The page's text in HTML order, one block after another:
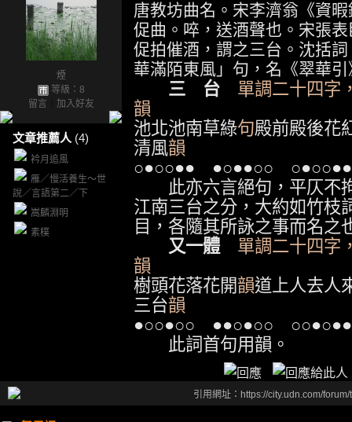
煙
等級：8
留言
加入好友
文章推薦人 (4)
衿月追風
雁／慢活養生～世
說／言語第二／下
嵩麟淵明
素樸
唐教坊曲名。宋李濟翁《資
促曲。啐，送酒聲也。宋張
促拍催酒，謂之三台。沈括
華滿陌東風」句，名《翠華引
三 台
單調二十四字
韻
池北池南草綠句殿前殿後花
清風韻
○●○○●●
●○●●○○
○●○○●●
此亦六言絕句，平仄不
江南三台之分，大約如竹枝
目，各隨其所詠之事而名之
又一體
單調二十四字
韻
樹頭花落花開韻道上人去人
三台韻
●○○●○○
●●○●○○
○○●○●●
此詞首句用韻。
引用網址：https://city.udn.com/